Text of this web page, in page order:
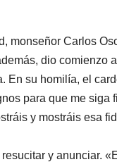
monseñor Carlos
dio comienzo
En su homilía, el
para que me siga
y mostráis esa
y anunciar.